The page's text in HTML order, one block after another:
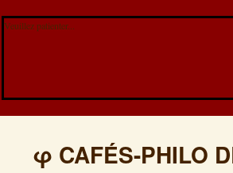
Veuillez patienter...
φ CAFÉS-PHILO